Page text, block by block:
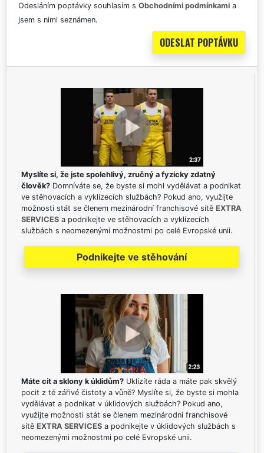
Odesláním poptávky souhlasím s Obchodními podmínkami a
jsem s nimi seznámen.
Myslíte si, že jste spolehlivý, zručný a fyzicky zdatný
člověk? Domníváte se, že byste si mohl vydělávat a podnikat
ve stěhovacích a vyklízecích službách? Pokud ano, využijte
možnosti stát se členem mezinárodní franchisové sítě EXTRA
SERVICES a podnikejte ve stěhovacích a vyklízecích
službách s neomezenými možnostmi po celé Evropské unii.
Podnikejte ve stěhování
Máte cit a sklony k úklidům? Uklízíte ráda a máte pak skvělý
pocit z té zářivé čistoty a vůně? Myslíte si, že byste si mohla
vydělávat a podnikat v úklidových službách? Pokud ano,
využijte možnosti stát se členem mezinárodní franchisové
sítě EXTRA SERVICES a podnikejte v úklidových službách s
neomezenými možnostmi po celé Evropské unii.